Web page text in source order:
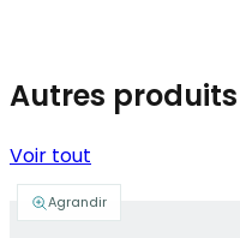
Agrandir
Autres
Voir tout